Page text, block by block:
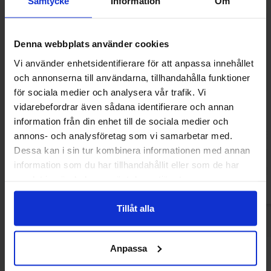
Denna webbplats använder cookies
Vi använder enhetsidentifierare för att anpassa innehållet
och annonserna till användarna, tillhandahålla funktioner
för sociala medier och analysera vår trafik. Vi
vidarebefordrar även sådana identifierare och annan
information från din enhet till de sociala medier och
annons- och analysföretag som vi samarbetar med.
Dessa kan i sin tur kombinera informationen med annan
information som du har tillhandahållit eller som de har
Tillåt alla
Anpassa
Spirit Of Sweden - Sour Watermelon
Soda 330ml
21.68 kr
Köp
NOCCO San
Andra gillade